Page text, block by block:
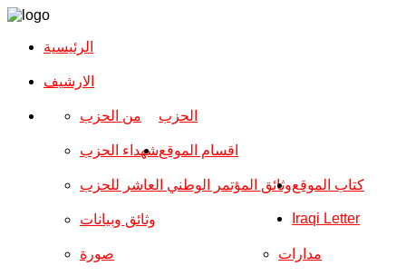
الرئيسية
الارشیف
الحزب من الحزب
شهداء الحزب
وثائق المؤتمر الوطني العاشر للحزب
وثائق وبيانات
اقسام الموقع
صورة مدارات
كتاب الموقع
Iraqi Letter